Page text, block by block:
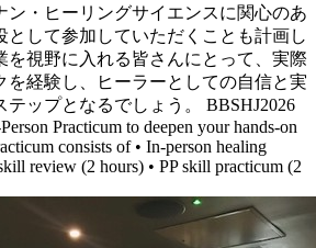
ン・ヒーリングサイエンスに関心のあ
として参加していただくことも計画し
を視野に入れる皆さんにとって、実際
を経験し、ヒーラーとしての自信と実
ップとなるでしょう。 BBSHJ2026
Practicum to deepen your hands-on
consists of • In-person healing
review (2 hours) • PP skill practicum (2